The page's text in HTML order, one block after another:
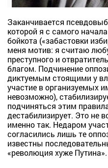
Заканчивается
которой я с самого
бойкота («забастовки
меня мотив: я считаю
преступного и
благом. Подчинение
диктуемым стоящими у
участие в организуемых
невозможно),
подчиняться этим
дестабилизирует. Это не
именно так. Недаром
согласились лишь те
известны
«революция хуже Путина».